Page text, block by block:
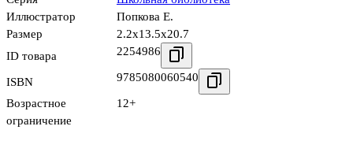
Иллюстратор
Попкова Е.
Размер
2.2x13.5x20.7
ID товара
2254986
ISBN 9785080060540
Возрастное
ограничение
12+